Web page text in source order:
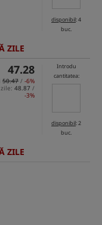
disponibil: 4
buc.
ZILE
47.28
50.47 / -6%
48.87 /
-3%
Introdu
cantitatea:
disponibil: 2
buc.
ZILE